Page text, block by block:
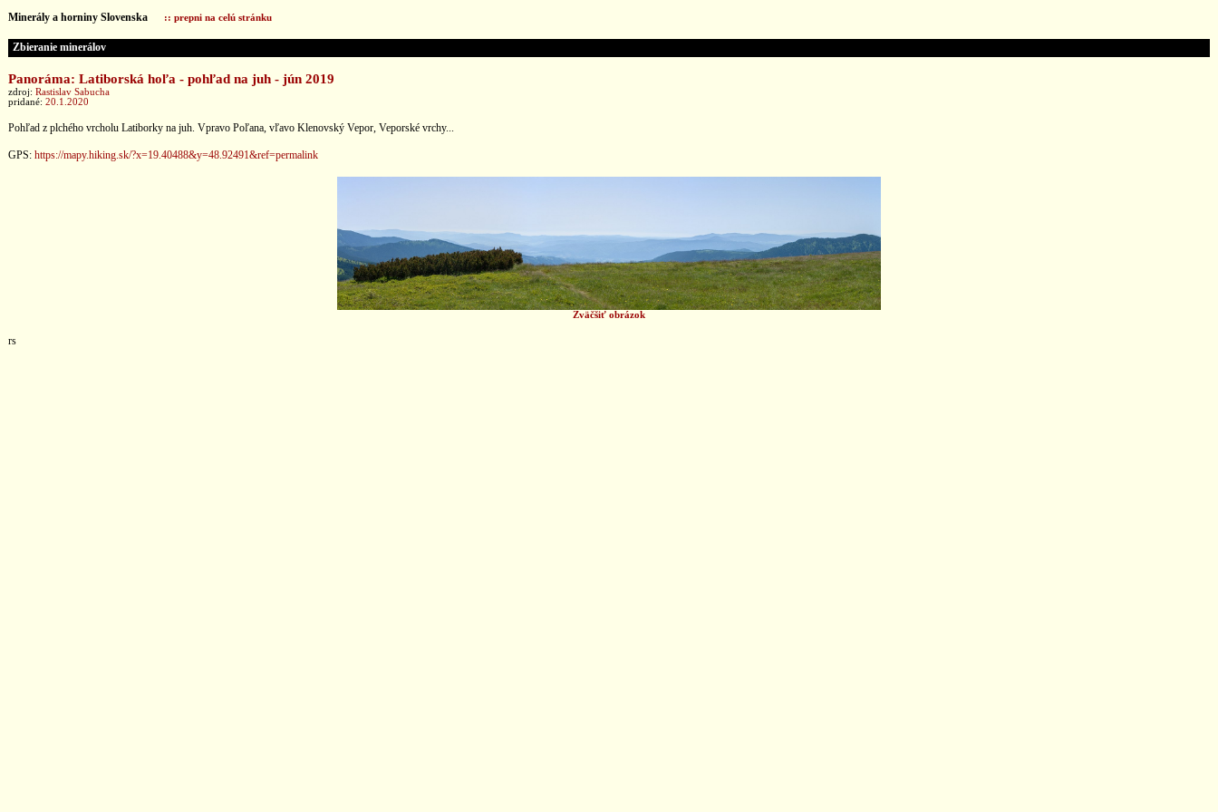
Minerály a horniny Slovenska :: prepni na celú stránku
Zbieranie minerálov
Panoráma: Latiborská hoľa - pohľad na juh - jún 2019
zdroj: Rastislav Sabucha
pridané: 20.1.2020
Pohľad z plchého vrcholu Latiborky na juh. Vpravo Poľana, vľavo Klenovský Vepor, Veporské vrchy...
GPS: https://mapy.hiking.sk/?x=19.40488&y=48.92491&ref=permalink
Zväčšiť obrázok
rs